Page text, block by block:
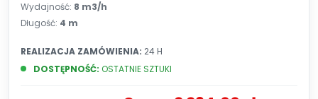
Wydajność: 8 m3/h
Długość: 4 m
DOSTĘPNOŚĆ: OSTATNIE SZTUKI
REALIZACJA ZAMÓWIENIA: 24 H